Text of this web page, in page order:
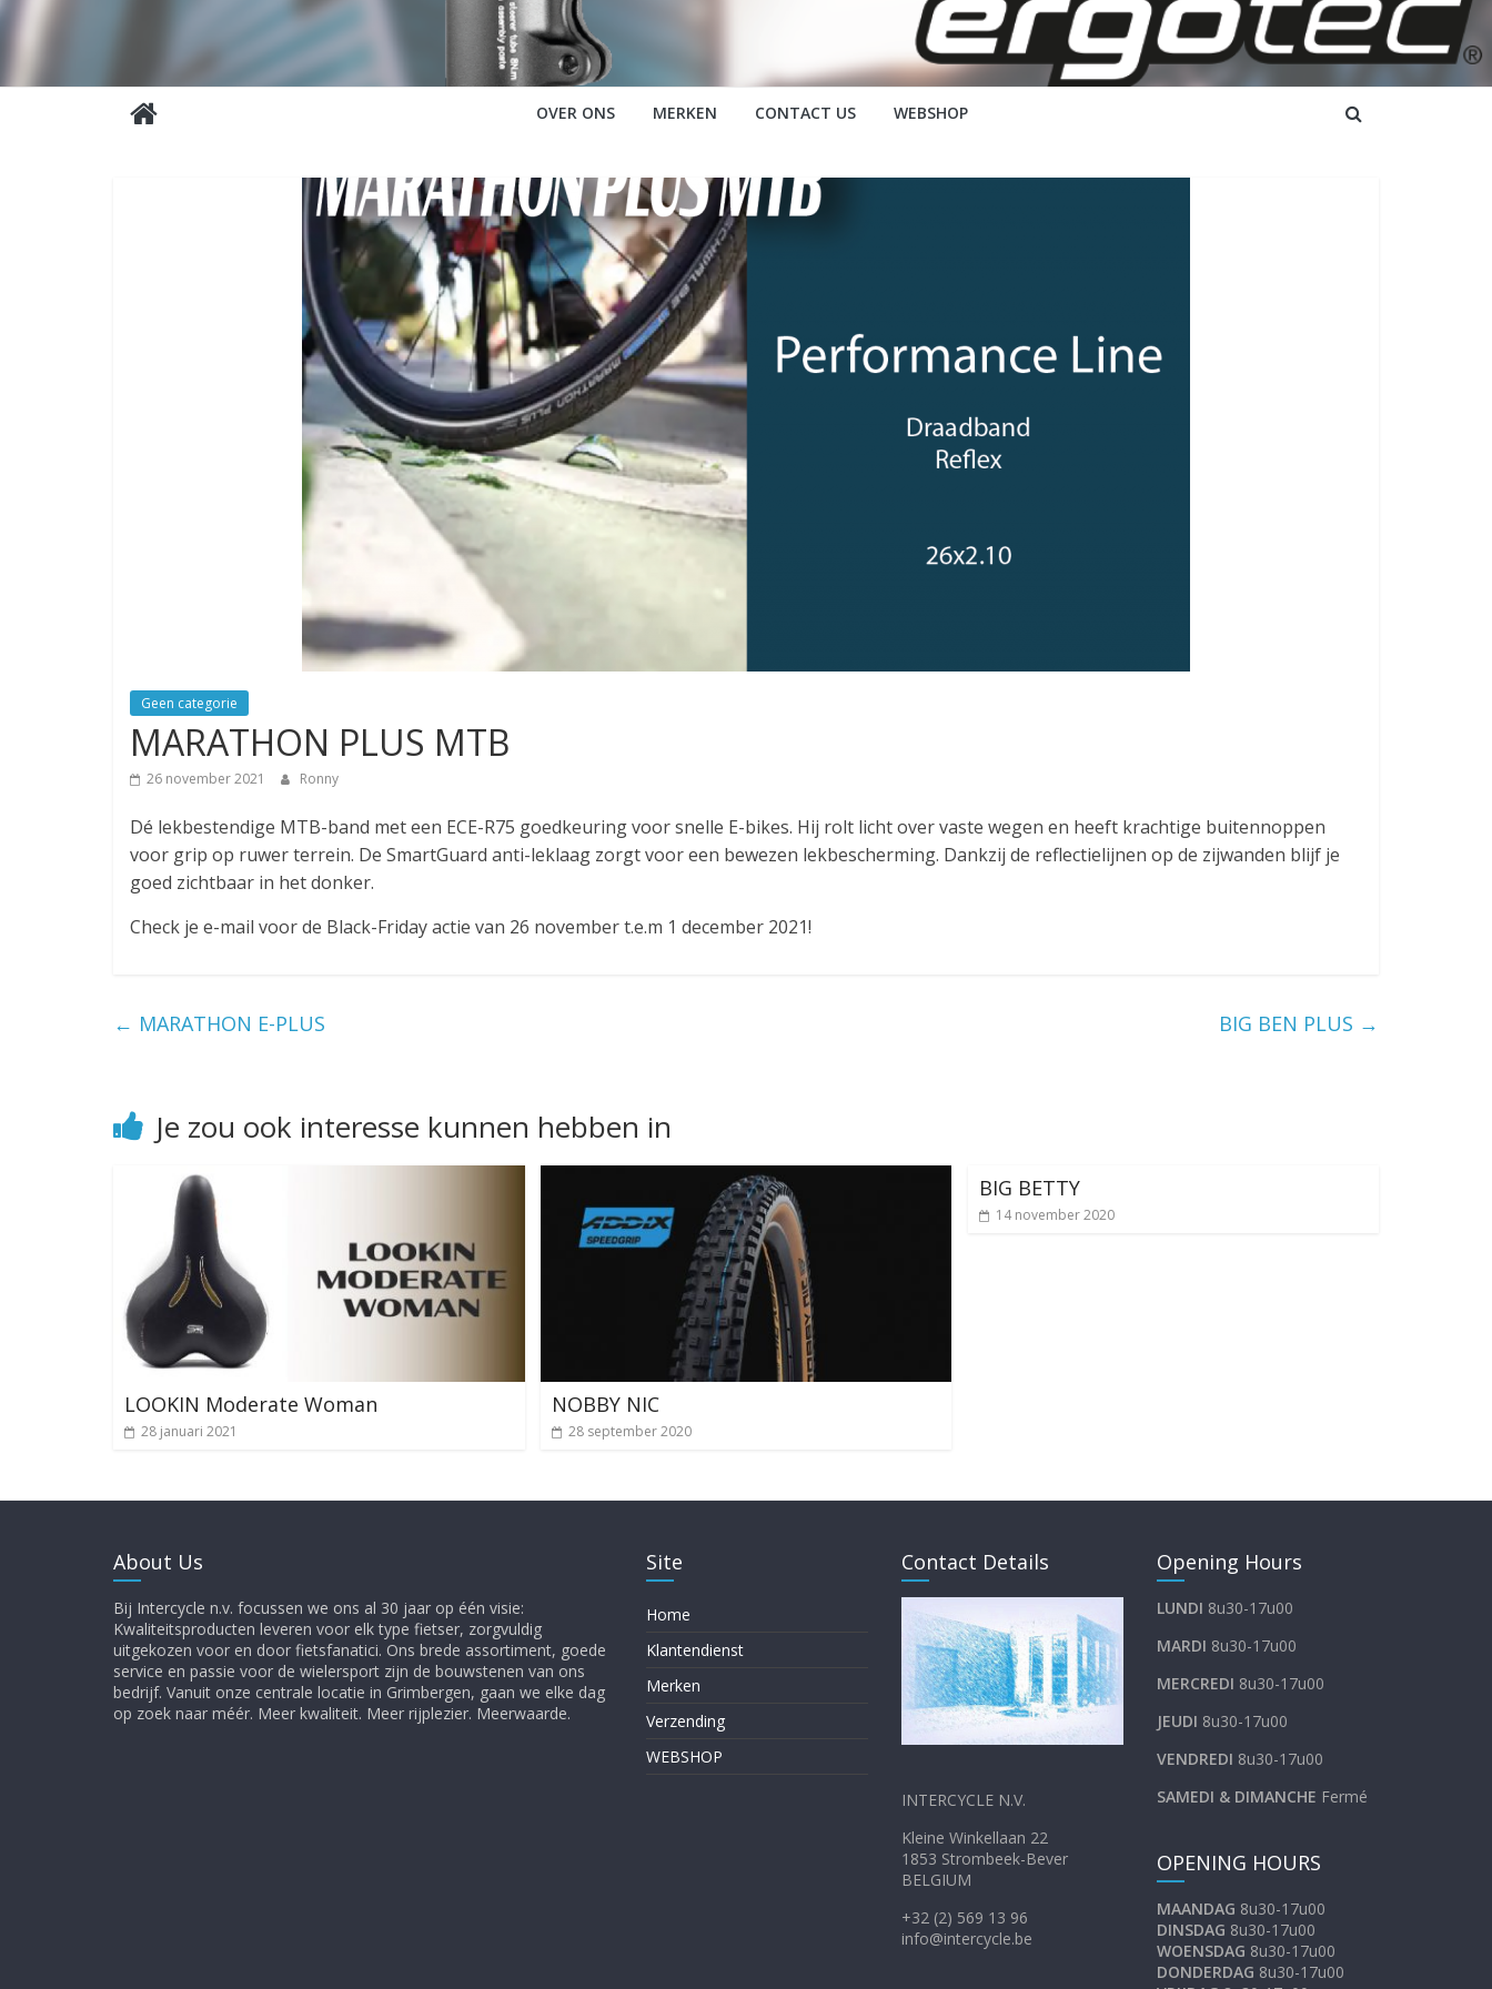
OVER ONS MERKEN CONTACT US WEBSHOP
Geen categorie
MARATHON PLUS MTB
26 november 2021 Ronny
Dé lekbestendige MTB-band met een ECE-R75 goedkeuring voor snelle E-bikes. Hij rolt licht over vaste wegen en heeft krachtige buitennoppen
voor grip op ruwer terrein. De SmartGuard anti-leklaag zorgt voor een bewezen lekbescherming. Dankzij de reflectielijnen op de zijwanden blijf je
goed zichtbaar in het donker.
Check je e-mail voor de Black-Friday actie van 26 november t.e.m 1 december 2021!
← MARATHON E-PLUS BIG BEN PLUS →
Je zou ook interesse kunnen hebben in
LOOKIN Moderate Woman
28 januari 2021
NOBBY NIC
28 september 2020
BIG BETTY
14 november 2020
About Us
Bij Intercycle n.v. focussen we ons al 30 jaar op één visie:
Kwaliteitsproducten leveren voor elk type fietser, zorgvuldig
uitgekozen voor en door fietsfanatici. Ons brede assortiment, goede
service en passie voor de wielersport zijn de bouwstenen van ons
bedrijf. Vanuit onze centrale locatie in Grimbergen, gaan we elke dag
op zoek naar méér. Meer kwaliteit. Meer rijplezier. Meerwaarde.
Site
Home
Klantendienst
Merken
Verzending
WEBSHOP
Contact Details
INTERCYCLE N.V.
Kleine Winkellaan 22
1853 Strombeek-Bever
BELGIUM
+32 (2) 569 13 96
info@intercycle.be
Opening Hours
LUNDI 8u30-17u00
MARDI 8u30-17u00
MERCREDI 8u30-17u00
JEUDI 8u30-17u00
VENDREDI 8u30-17u00
SAMEDI & DIMANCHE Fermé
OPENING HOURS
MAANDAG 8u30-17u00
DINSDAG 8u30-17u00
WOENSDAG 8u30-17u00
DONDERDAG 8u30-17u00